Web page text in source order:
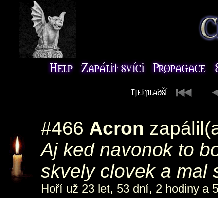
#466 Acron
Aj ked navonok to
skvely clovek a mal
Hoří už 23 let, 53 dní, 2 hodiny a